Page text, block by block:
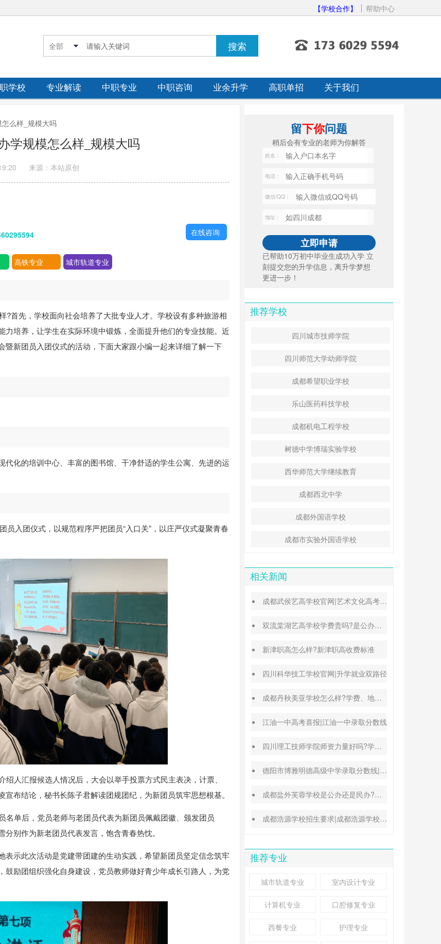
【学校合作】 帮助中心
学校 专业解读 中职专业 中职咨询 业余升学 高职单招 关于我们
么样_规模大吗
学规模怎么样_规模大吗
来源：本站原创
高铁专业 城市轨道专业
在线咨询
?首先，学校面向社会培养了大批专业人才。学校设有多种旅游相
培养，让学生在实际环境中锻炼，全面提升他们的专业技能。近
新团员入团仪式的活动，下面大家跟小编一起来详细了解一下
化的培训中心、丰富的图书馆、干净舒适的学生公寓、先进的运
入团仪式，以规范程序严把团员“入口关”，以庄严仪式凝聚青春
人汇报候选人情况后，大会以举手投票方式民主表决，计票、
布结论，秘书长陈子君解读团规团纪，为新团员筑牢思想根基。
单后，党员老师与老团员代表为新团员佩戴团徽、颁发团员
别作为新老团员代表发言，饱含青春热忱。
示此次活动是党建带团建的生动实践，希望新团员坚定信念筑牢
励团组织强化自身建设，党员教师做好青少年成长引路人，为党
留下你问题
稍后会有专业的老师为你解答
姓名：
电话：
微信/QQ：
地址：
已帮助10万初中毕业生成功入学 立
刻提交您的升学信息，离升学梦想
更进一步！
推荐学校
四川城市技师学院
四川师范大学幼师学院
成都希望职业学校
乐山医药科技学校
成都机电工程学校
树德中学博瑞实验学校
西华师范大学继续教育
成都西北中学
成都外国语学校
成都市实验外国语学校
相关新闻
成都武侯艺高学校官网|艺术文化高考班能高考吗
双流棠湖艺高学校学费贵吗?是公办还是民办
新津职高怎么样?新津职高收费标准
四川科华技工学校官网|升学就业双路径
成都丹秋美亚学校怎么样?学费、地址、办学特色汇总
江油一中高考喜报|江油一中录取分数线
四川理工技师学院师资力量好吗?学校地址在哪里
德阳市博雅明德高级中学录取分数线|德阳中考普高参考
成都盐外芙蓉学校是公办还是民办?高考升学率高吗?
成都浩源学校招生要求|成都浩源学校升学率高吗?
推荐专业
城市轨道专业 室内设计专业
计算机专业 口腔修复专业
西餐专业 护理专业